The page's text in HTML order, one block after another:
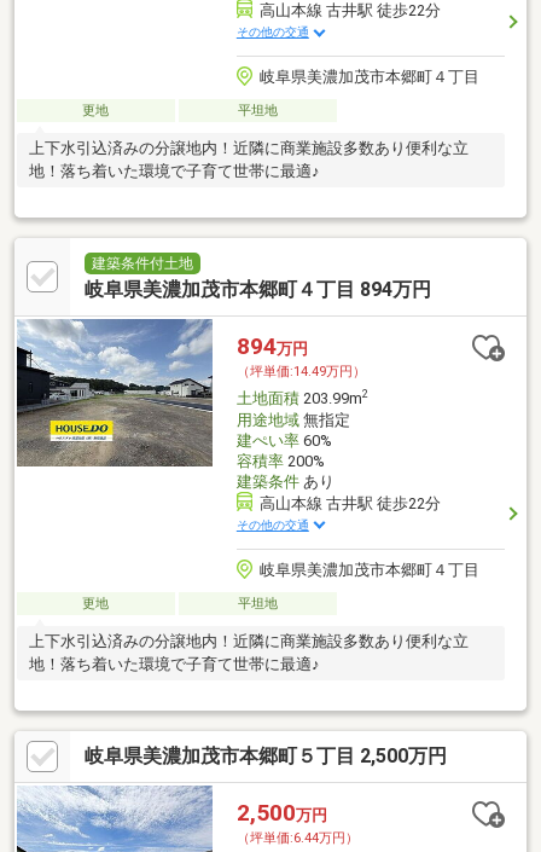
高山本線 古井駅 徒歩22分
その他の交通
岐阜県美濃加茂市本郷町４丁目
更地 平坦地
上下水引込済みの分譲地内！近隣に商業施設多数あり便利な立
地！落ち着いた環境で子育て世帯に最適♪
建築条件付土地
岐阜県美濃加茂市本郷町４丁目 894万円
894万円
（坪単価:14.49万円）
土地面積203.99m2
用途地域無指定
建ぺい率60%
容積率200%
建築条件あり
高山本線 古井駅 徒歩22分
その他の交通
岐阜県美濃加茂市本郷町４丁目
更地 平坦地
上下水引込済みの分譲地内！近隣に商業施設多数あり便利な立
地！落ち着いた環境で子育て世帯に最適♪
岐阜県美濃加茂市本郷町５丁目 2,500万円
2,500万円
（坪単価:6.44万円）